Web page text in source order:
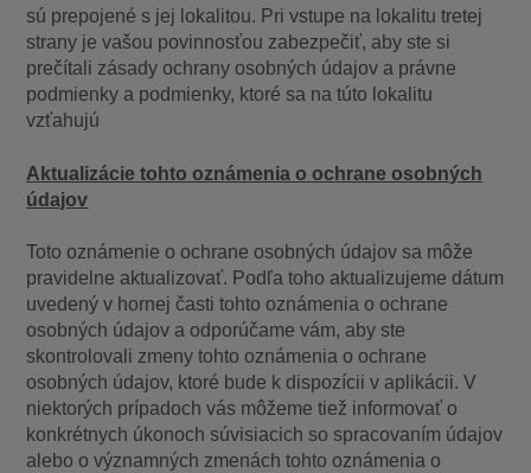
sú prepojené s jej lokalitou. Pri vstupe na lokalitu tretej
strany je vašou povinnosťou zabezpečiť, aby ste si
prečítali zásady ochrany osobných údajov a právne
podmienky a podmienky, ktoré sa na túto lokalitu
vzťahujú
Aktualizácie tohto oznámenia o ochrane osobných
údajov
Toto oznámenie o ochrane osobných údajov sa môže
pravidelne aktualizovať. Podľa toho aktualizujeme dátum
uvedený v hornej časti tohto oznámenia o ochrane
osobných údajov a odporúčame vám, aby ste
skontrolovali zmeny tohto oznámenia o ochrane
osobných údajov, ktoré bude k dispozícii v aplikácii. V
niektorých prípadoch vás môžeme tiež informovať o
konkrétnych úkonoch súvisiacich so spracovaním údajov
alebo o významných zmenách tohto oznámenia o